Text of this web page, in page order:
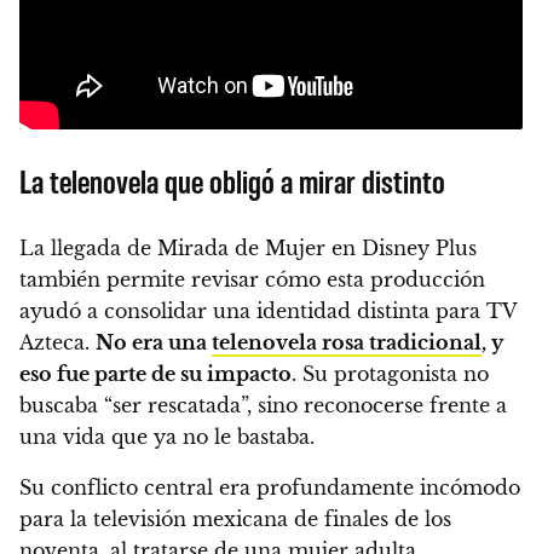
La telenovela que obligó a mirar distinto
La llegada de Mirada de Mujer en Disney Plus
también permite revisar cómo esta producción
ayudó a consolidar una identidad distinta para TV
Azteca. No era una telenovela rosa tradicional, y
eso fue parte de su impacto. Su protagonista no
buscaba “ser rescatada”, sino reconocerse frente a
una vida que ya no le bastaba.
Su conflicto central era profundamente incómodo
para la televisión mexicana de finales de los